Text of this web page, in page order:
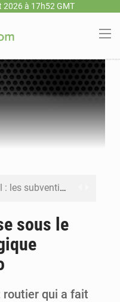
2026 à 17h52 GMT
Sénégal : les subventions à l’énergie bondissent à 729 milliards FCFA pour contenir les prix des carburants et de l’électricité
Le vice-président de la Banque mondiale, Ousmane Diagana, est en visite au Sénégal
sous le
routier qui a fait